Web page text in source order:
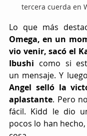
tercera cuerda en
Omega, en un
vio venir, sacó el
Ibushi como si
un mensaje. Y
Angel selló la
aplastante. Pero
fácil. Kidd le dio
pocos lo han